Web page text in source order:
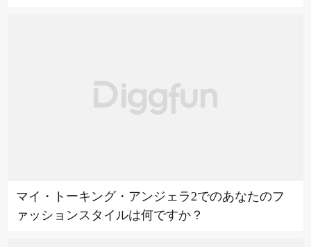
マイ・トーキング・アンジェラ2でのあなたのフ
ァッションスタイルは何ですか？